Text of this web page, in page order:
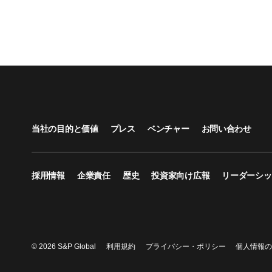
当社の目的と価値 プレス ベンチャー お問い合わせ
採用情報 企業責任 歴史 投資家向け広報 リーダーシ
© 2026 S&P Global 利用規約 プライバシー・ポリシー 個人情報